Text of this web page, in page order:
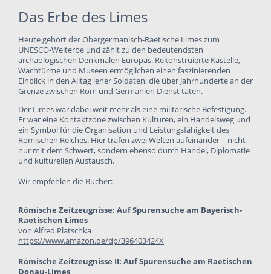
Das Erbe des Limes
Heute gehört der Obergermanisch-Raetische Limes zum
UNESCO-Welterbe und zählt zu den bedeutendsten
archäologischen Denkmalen Europas. Rekonstruierte Kastelle,
Wachtürme und Museen ermöglichen einen faszinierenden
Einblick in den Alltag jener Soldaten, die über Jahrhunderte an der
Grenze zwischen Rom und Germanien Dienst taten.
Der Limes war dabei weit mehr als eine militärische Befestigung.
Er war eine Kontaktzone zwischen Kulturen, ein Handelsweg und
ein Symbol für die Organisation und Leistungsfähigkeit des
Römischen Reiches. Hier trafen zwei Welten aufeinander – nicht
nur mit dem Schwert, sondern ebenso durch Handel, Diplomatie
und kulturellen Austausch.
Wir empfehlen die Bücher:
Römische Zeitzeugnisse: Auf Spurensuche am Bayerisch-
Raetischen Limes
von Alfred Platschka
https://www.amazon.de/dp/396403424X
Römische Zeitzeugnisse II: Auf Spurensuche am Raetischen
Donau-Limes